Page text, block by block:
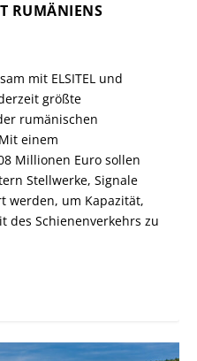
RUMÄNIENS
mit ELSITEL und
größte
rumänischen
einem
Millionen Euro sollen
Stellwerke, Signale
werden, um Kapazität,
des Schienenverkehrs zu